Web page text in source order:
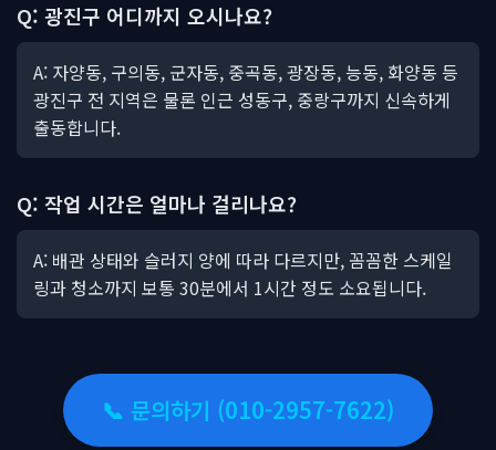
Q: 광진구 어디까지 오시나요?
A: 자양동, 구의동, 군자동, 중곡동, 광장동, 능동, 화양동 등
광진구 전 지역은 물론 인근 성동구, 중랑구까지 신속하게
출동합니다.
Q: 작업 시간은 얼마나 걸리나요?
A: 배관 상태와 슬러지 양에 따라 다르지만, 꼼꼼한 스케일
링과 청소까지 보통 30분에서 1시간 정도 소요됩니다.
📞 문의하기 (010-2957-7622)